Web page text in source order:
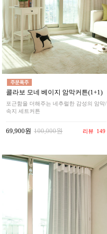
콜라보 모네 베이지 암막커튼(1+1)
포근함을 더해주는 네추럴한 감성의 암막/
속지 세트커튼
69,900원 100,000원 리뷰 149